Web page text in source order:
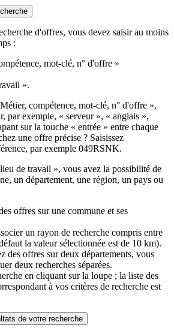
d'offres, vous devez saisir au moins
:
mot-clé, n° d'offre »
».
compétence, mot-clé, n° d'offre »,
par exemple, « serveur », « anglais »,
sur la touche « entrée » entre chaque
une offre précise ? Saisissez
par exemple 049RSNK.
de travail », vous avez la possibilité de
un département, une région, un pays ou
offres sur une commune et ses
un rayon de recherche compris entre
la valeur sélectionnée est de 10 km).
des offres sur deux départements, vous
deux recherches séparées.
en cliquant sur la loupe ; la liste des
à vos critères de recherche est
de votre recherche